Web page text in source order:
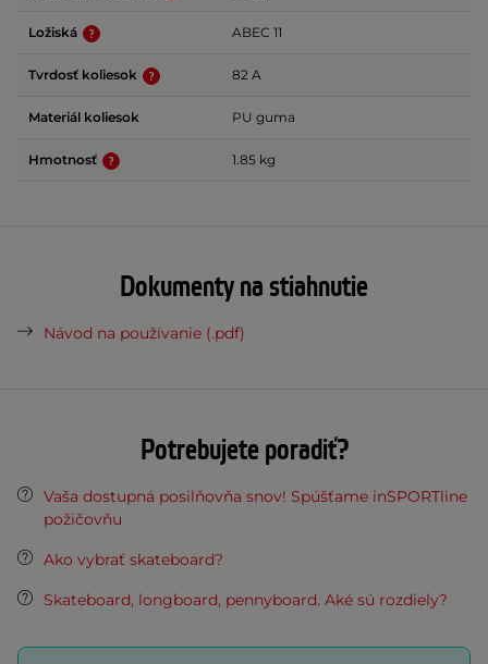
Ložiská ABEC 11
Tvrdosť koliesok 82 A
Materiál koliesok PU guma
Hmotnosť 1.85 kg
Dokumenty na stiahnutie
Návod na používanie (.pdf)
Potrebujete poradiť?
Vaša dostupná posilňovňa snov! Spúšťame inSPORTline
požičovňu
Ako vybrať skateboard?
Skateboard, longboard, pennyboard. Aké sú rozdiely?